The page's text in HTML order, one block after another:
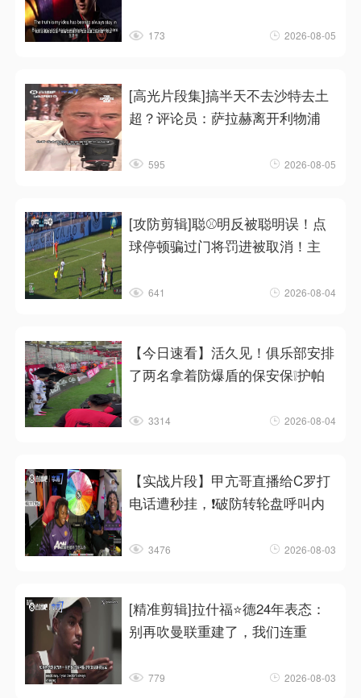
173 2026-08-05
[高光片段集]搞半天不去沙特去土
超？评论员：萨拉赫离开利物浦
595 2026-08-05
[攻防剪辑]聪⚾明反被聪明误！点
球停顿骗过门将罚进被取消！主
641 2026-08-04
【今日速看】活久见！俱乐部安排
了两名拿着防爆盾的保安保❕护帕
3314 2026-08-04
【实战片段】甲亢哥直播给C罗打
电话遭秒挂，❗破防转轮盘呼叫内
3476 2026-08-03
[精准剪辑]拉什福⭐德24年表态：
别再吹曼联重建了，我们连重
779 2026-08-03